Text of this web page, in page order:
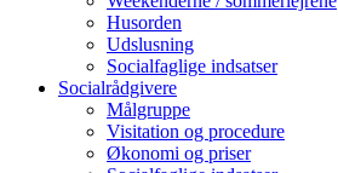
Husorden
Udslusning
Socialfaglige indsatser
Socialrådgivere
Målgruppe
Visitation og procedure
Økonomi og priser